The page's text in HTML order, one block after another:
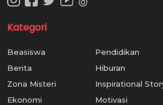
Kategori
Beasiswa
Berita
Zona Misteri
Ekonomi
Pendidikan
Hiburan
Inspirational
Motivasi